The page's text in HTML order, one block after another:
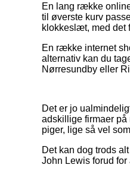
En lang række
til øverste kurv
klokkeslæt, med det
En række internet
alternativ kan du
Nørresundby eller
Det er jo
adskillige firmaer
piger, lige så vel
Det kan dog trods
John Lewis forud